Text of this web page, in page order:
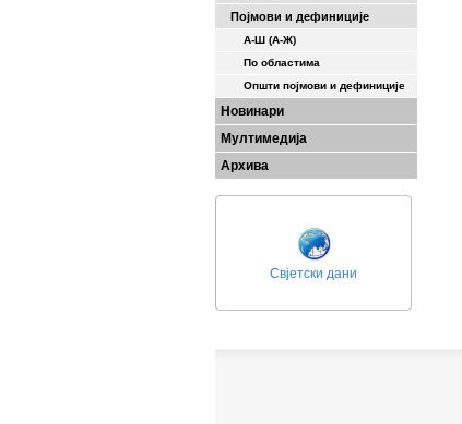
Појмови и дефиниције
А-Ш (A-Ж)
По областима
Општи појмови и дефиниције
Новинари
Мултимедија
Архива
Свјетски дани